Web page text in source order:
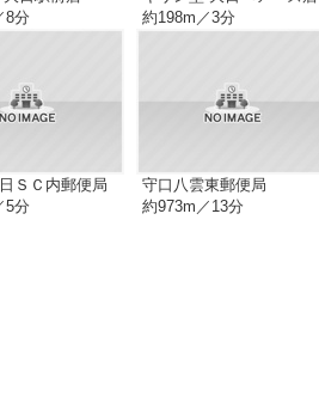
8分
約198m／3分
ＳＣ内郵便局
5分
守口八雲東郵便局
約973m／13分